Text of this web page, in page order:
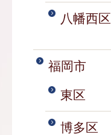
八幡西区
福岡市
東区
博多区